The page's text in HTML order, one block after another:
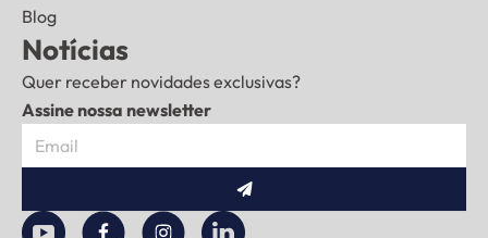
Blog
Notícias
Quer receber novidades exclusivas?
Assine nossa newsletter
Enviar